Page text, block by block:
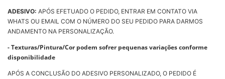
ADESIVO: APÓS EFETUADO O PEDIDO, ENTRAR EM CONTATO VIA
WHATS OU EMAIL COM O NÚMERO DO SEU PEDIDO PARA DARMOS
ANDAMENTO NA PERSONALIZAÇÃO.
- Texturas/Pintura/Cor podem sofrer pequenas variações conforme
disponibilidade
APÓS A CONCLUSÃO DO ADESIVO PERSONALIZADO, O PEDIDO É